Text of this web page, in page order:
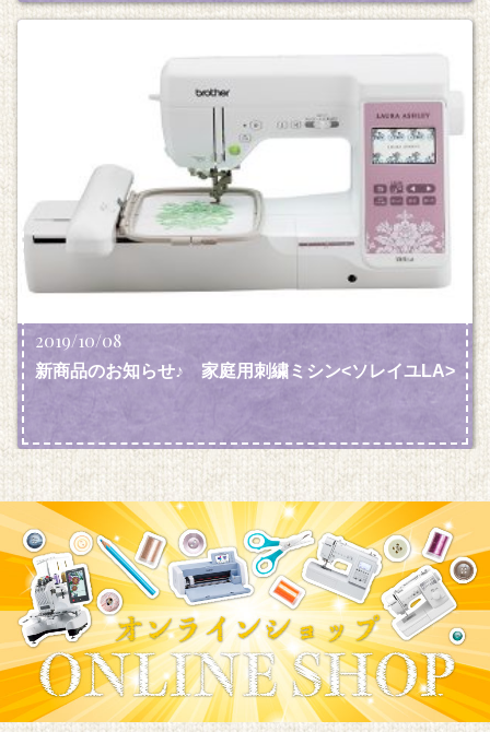
2019/10/08
新商品のお知らせ♪ 家庭用刺繍ミシン<ソレイユLA>